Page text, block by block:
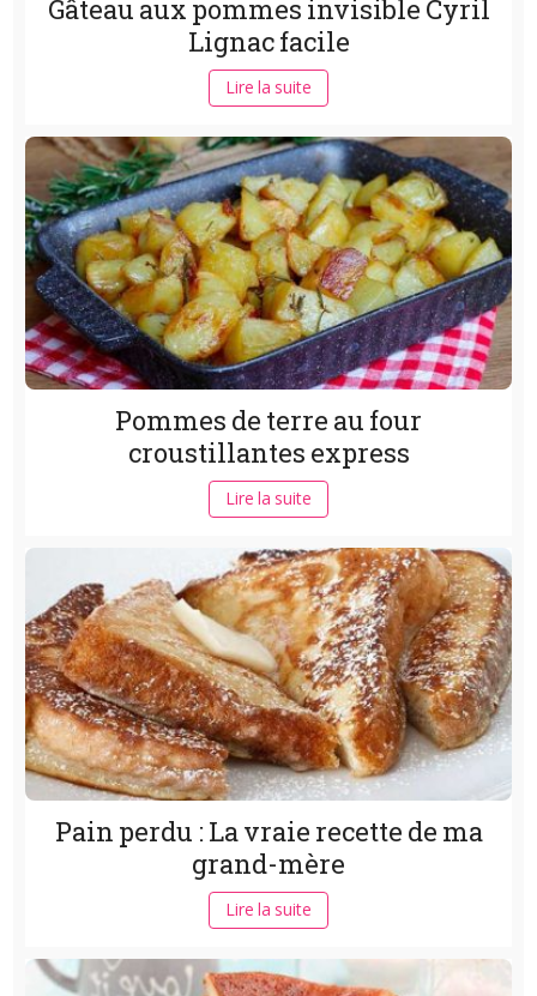
Gâteau aux pommes invisible Cyril
Lignac facile
Lire la suite
Pommes de terre au four
croustillantes express
Lire la suite
Pain perdu : La vraie recette de ma
grand-mère
Lire la suite